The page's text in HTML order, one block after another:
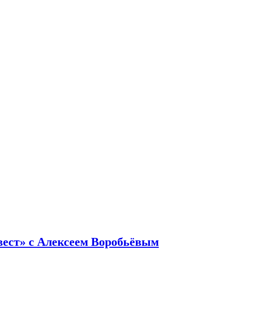
с Алексеем Воробьёвым